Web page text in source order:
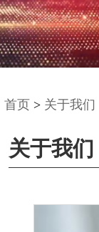
首页 > 关于我们
关于我们